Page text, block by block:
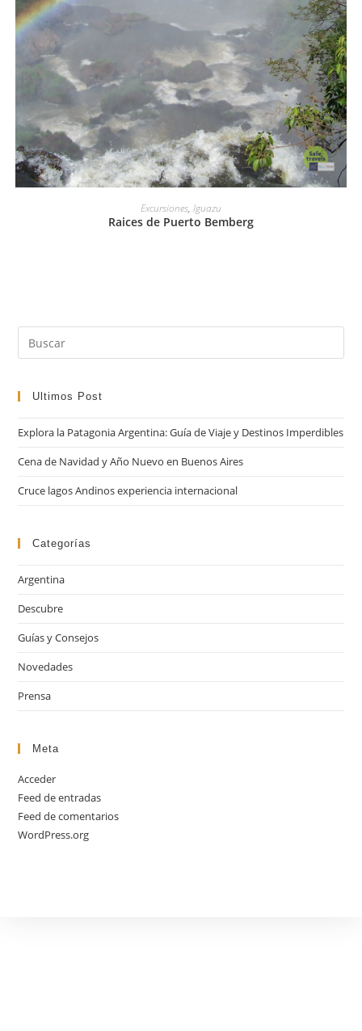
LEER MÁS
Excursiones, Iguazu
Raices de Puerto Bemberg
Ultimos Post
Explora la Patagonia Argentina: Guía de Viaje y Destinos Imperdibles
Cena de Navidad y Año Nuevo en Buenos Aires
Cruce lagos Andinos experiencia internacional
Categorías
Argentina
Descubre
Guías y Consejos
Novedades
Prensa
Meta
Acceder
Feed de entradas
Feed de comentarios
WordPress.org